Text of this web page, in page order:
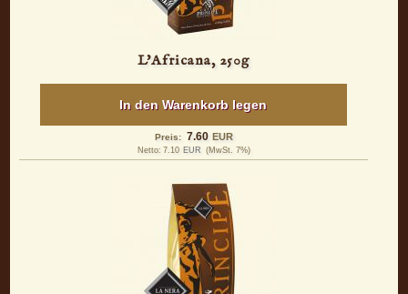
L'Africana, 250g
In den Warenkorb legen
Preis: 7.60 EUR
Netto: 7.10 EUR (MwSt. 7%)